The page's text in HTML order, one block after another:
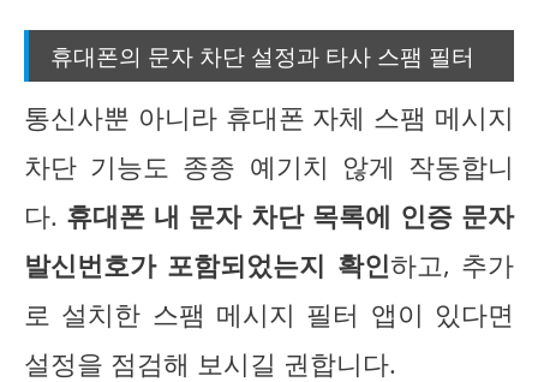
휴대폰의 문자 차단 설정과 타사 스팸 필터
통신사뿐 아니라 휴대폰 자체 스팸 메시지
차단 기능도 종종 예기치 않게 작동합니
다. 휴대폰 내 문자 차단 목록에 인증 문자
발신번호가 포함되었는지 확인하고, 추가
로 설치한 스팸 메시지 필터 앱이 있다면
설정을 점검해 보시길 권합니다.